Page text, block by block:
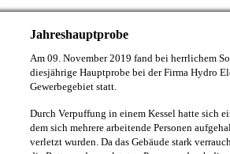
Jahreshauptprobe
Am 09. November 2019 fand bei herrlichem
diesjährige Hauptprobe bei der Firma Hydro
Gewerbegebiet statt.
Durch Verpuffung in einem Kessel hatte sich
dem sich mehrere arbeitende Personen
verletzt wurden. Da das Gebäude stark